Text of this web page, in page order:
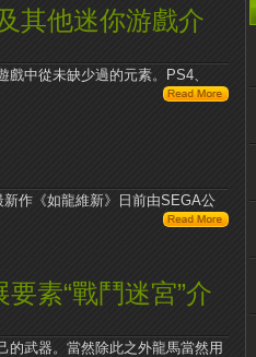
其他迷你游戲介
中從未缺少過的元素。PS4、
作《如龍維新》日前由SEGA公
素“戰鬥迷宮”介
的武器。當然除此之外龍馬當然用